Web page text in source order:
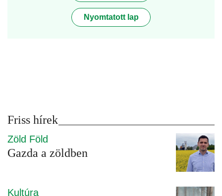
Nyomtatott lap
Friss hírek
Zöld Föld
Gazda a zöldben
Kultúra